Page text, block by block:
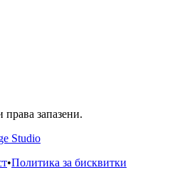
права запазени.
Studio
•Политика за бисквитки